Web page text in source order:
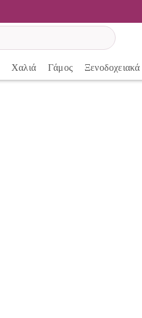
Χαλιά Γάμος Ξενοδοχειακά